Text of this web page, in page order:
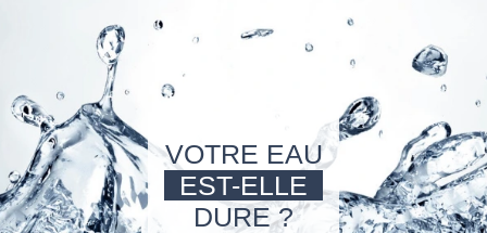
VOTRE EAU
EST-ELLE
DURE ?